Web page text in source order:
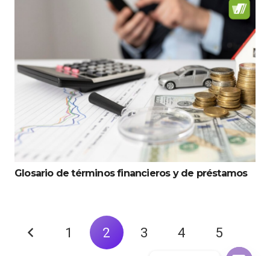
Glosario de términos financieros y de préstamos
1 2 3 4 5